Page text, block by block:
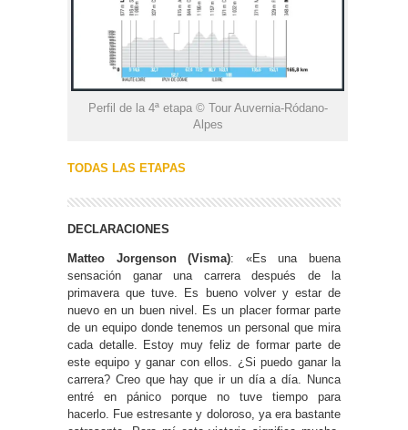
Perfil de la 4ª etapa © Tour Auvernia-Ródano-
Alpes
TODAS LAS ETAPAS
DECLARACIONES
Matteo Jorgenson (Visma): «Es una buena
sensación ganar una carrera después de la
primavera que tuve. Es bueno volver y estar de
nuevo en un buen nivel. Es un placer formar parte
de un equipo donde tenemos un personal que mira
cada detalle. Estoy muy feliz de formar parte de
este equipo y ganar con ellos. ¿Si puedo ganar la
carrera? Creo que hay que ir un día a día. Nunca
entré en pánico porque no tuve tiempo para
hacerlo. Fue estresante y doloroso, ya era bastante